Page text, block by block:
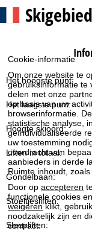
Cookie-informatie
Om onze website te
gebruiksinformatie te
delen met onze
op basis van uw
browserinformatie.
statistische analyse,
geïndividualiseerde
uw toestemming
overdracht van
aanbieders in derde
Ruimte inhoudt,
Door opaccepteren
functionele cookies
weigerenklikt,
noodzakelijk zijn en
contract.
r
t
p
a
g
i
n
Skigebied
Het hoogste punt:
Het laagste punt:
Hoogte skioord:
Liften in totaal:
Gondelbaan:
Stoeltjesliften:
Sleepliften: